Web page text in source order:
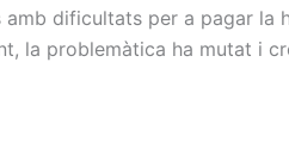
dificultats per a pagar
la problemàtica ha mutat i